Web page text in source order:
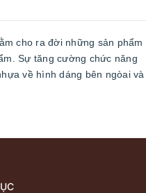
cho ra đời những sản phẩm
Sự tăng cường chức năng
về hình dáng bên ngòai và